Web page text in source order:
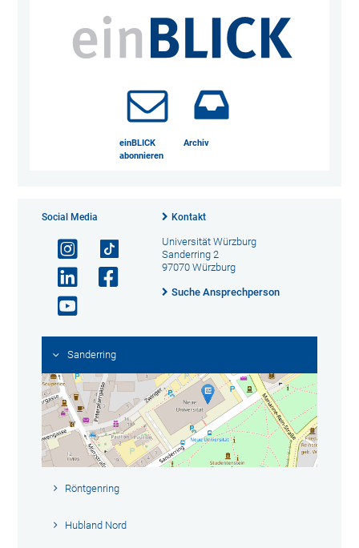
einBLICK
abonnieren
Archiv
Social Media Kontakt
Universität Würzburg
Sanderring 2
97070 Würzburg
Suche Ansprechperson
Sanderring
Röntgenring
Hubland Nord